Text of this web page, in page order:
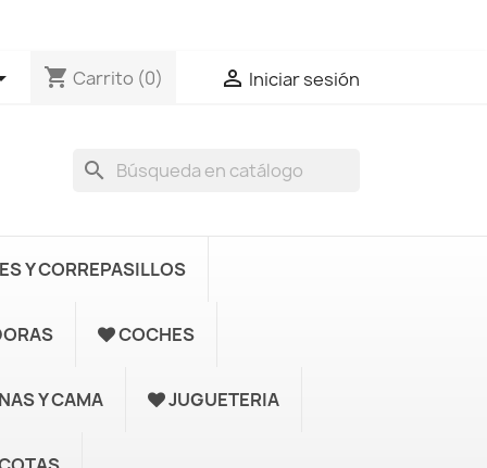
shopping_cart Carrito (0)  Iniciar sesión
search
Y CORREPASILLOS
COCHES
Y CAMA JUGUETERIA